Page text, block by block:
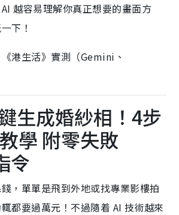
越容易理解你真正想要的畫面方
下！
港生活》實測（Gemini、
生成婚紗相！4步
學 附零失敗
令
，單單是飛到外地或找專業影樓拍
都要過萬元！不過隨着 AI 技術越來